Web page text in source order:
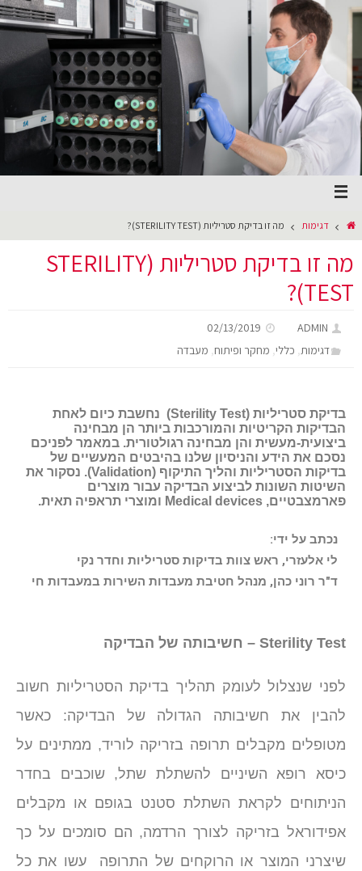
דגימות מה זו בדיקת סטריליות (STERILITY TEST)?
מה זו בדיקת סטריליות (STERILITY
TEST)?
ADMIN
02/13/2019
דגימות, כללי, מחקר ופיתוח, מעבדה
בדיקת סטריליות (Sterility Test) נחשבת כיום לאחת
הבדיקות הקריטיות והמורכבות ביותר הן מבחינה
ביצועית-מעשית והן מבחינה רגולטורית. במאמר לפניכם
נסכם את הידע והניסיון שלנו בהיבטים המעשיים של
בדיקות הסטריליות והליך התיקוף (Validation). נסקור את
השיטות השונות לביצוע הבדיקה עבור מוצרים
פארמצבטיים, Medical devices ומוצרי תראפיה תאית.
נכתב על ידי:
לי אלעזרי, ראש צוות בדיקות סטריליות וחדר נקי
ד"ר רוני כהן, מנהל חטיבת מעבדות השירות במעבדות חי
Sterility Test – חשיבותה של הבדיקה
לפני שנצלול לעומק תהליך בדיקת הסטריליות חשוב
להבין את חשיבותה הגדולה של הבדיקה: כאשר
מטופלים מקבלים תרופה בזריקה לוריד, ממתינים על
כיסא רופא השיניים להשתלת שתל, שוכבים בחדר
הניתוחים לקראת השתלת סטנט בגופם או מקבלים
אפידוראל בזריקה לצורך הרדמה, הם סומכים על כך
שיצרני המוצר או הרוקחים של התרופה עשו את כל